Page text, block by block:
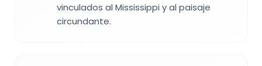
vinculados al Mississippi y al paisaje
circundante.